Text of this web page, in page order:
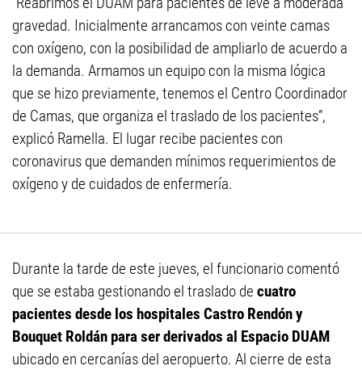
gravedad. Inicialmente arrancamos con veinte camas
con oxígeno, con la posibilidad de ampliarlo de acuerdo a
la demanda. Armamos un equipo con la misma lógica
que se hizo previamente, tenemos el Centro Coordinador
de Camas, que organiza el traslado de los pacientes”,
explicó Ramella. El lugar recibe pacientes con
coronavirus que demanden mínimos requerimientos de
oxígeno y de cuidados de enfermería.
Durante la tarde de este jueves, el funcionario comentó
que se estaba gestionando el traslado de cuatro
pacientes desde los hospitales Castro Rendón y
Bouquet Roldán para ser derivados al Espacio DUAM
ubicado en cercanías del aeropuerto. Al cierre de esta